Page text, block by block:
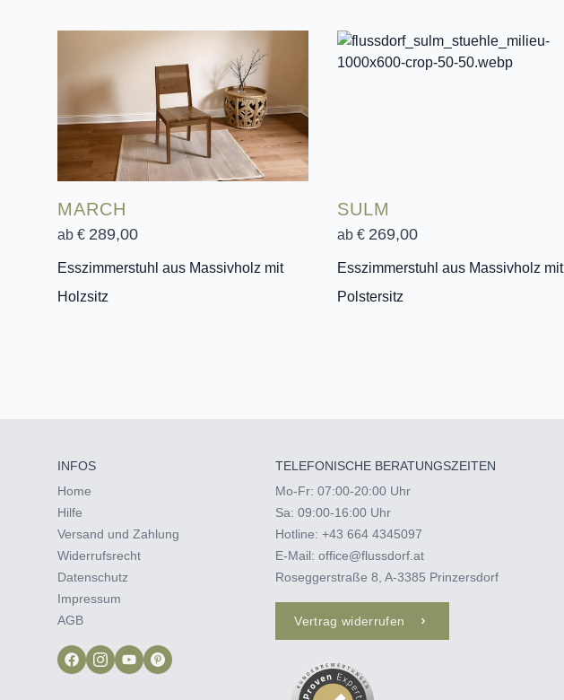
MARCH
ab € 289,00
Esszimmerstuhl aus Massivholz mit
Holzsitz
SULM
ab € 269,00
Esszimmerstuhl aus Massivholz mit
Polstersitz
INFOS
Home
Hilfe
Versand und Zahlung
Widerrufsrecht
Datenschutz
Impressum
AGB
TELEFONISCHE BERATUNGSZEITEN
Mo-Fr: 07:00-20:00 Uhr
Sa: 09:00-16:00 Uhr
Hotline:+43 664 4345097‬
E-Mail:office@flussdorf.at
Roseggerstraße 8, A-3385 Prinzersdorf
Vertrag widerrufen